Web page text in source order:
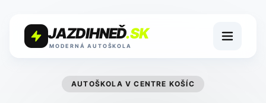
JAZDIHNEĎ.SK
MODERNÁ AUTOŠKOLA
AUTOŠKOLA V CENTRE KOŠÍC